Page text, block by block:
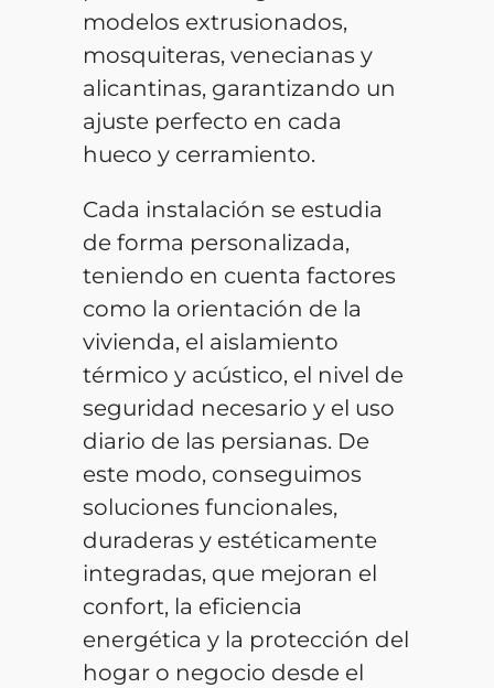
modelos extrusionados,
mosquiteras, venecianas y
alicantinas, garantizando un
ajuste perfecto en cada
hueco y cerramiento.
Cada instalación se estudia
de forma personalizada,
teniendo en cuenta factores
como la orientación de la
vivienda, el aislamiento
térmico y acústico, el nivel de
seguridad necesario y el uso
diario de las persianas. De
este modo, conseguimos
soluciones funcionales,
duraderas y estéticamente
integradas, que mejoran el
confort, la eficiencia
energética y la protección del
hogar o negocio desde el